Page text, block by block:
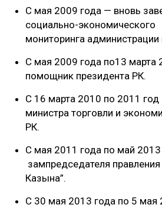
С мая 2009 года — вновь
социально-экономического
мониторинга администрации
С мая 2009 года по13 марта
помощник президента РК.
С 16 марта 2010 по 2011 год
министра торговли и
РК.
С мая 2011 года по май 2013
зампредседателя
Казына”.
С 30 мая 2013 года по 5 мая